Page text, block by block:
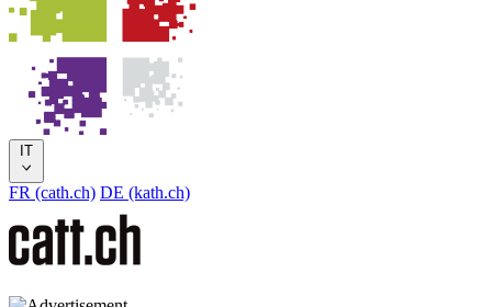
IT
FR (cath.ch) DE (kath.ch)